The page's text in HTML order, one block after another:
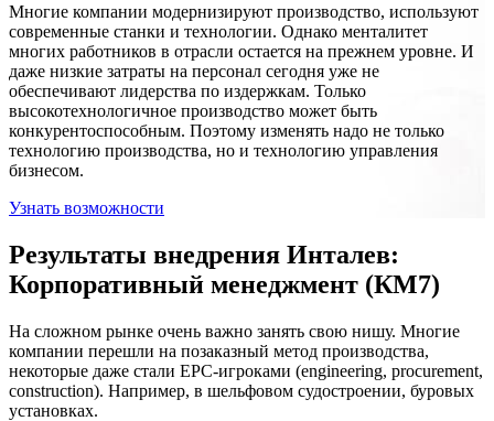
Многие компании модернизируют производство, используют
современные станки и технологии. Однако менталитет
многих работников в отрасли остается на прежнем уровне. И
даже низкие затраты на персонал сегодня уже не
обеспечивают лидерства по издержкам. Только
высокотехнологичное производство может быть
конкурентоспособным. Поэтому изменять надо не только
технологию производства, но и технологию управления
бизнесом.
Узнать возможности
Результаты внедрения Инталев:
Корпоративный менеджмент (КМ7)
На сложном рынке очень важно занять свою нишу. Многие
компании перешли на позаказный метод производства,
некоторые даже стали EPC-игроками (engineering, procurement,
construction). Например, в шельфовом судостроении, буровых
установках.